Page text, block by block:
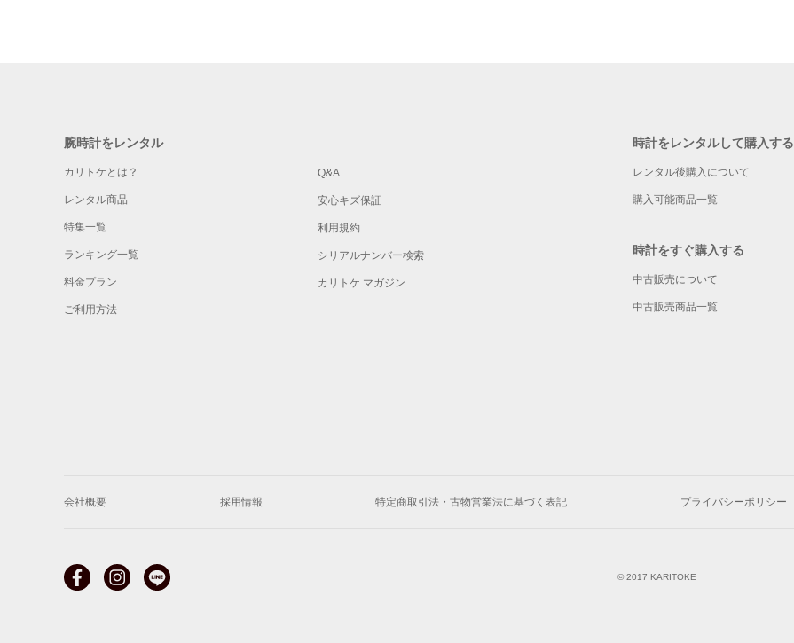
腕時計をレンタル
カリトケとは？
レンタル商品
特集一覧
ランキング一覧
料金プラン
ご利用方法
Q&A
安心キズ保証
利用規約
シリアルナンバー検索
カリトケ マガジン
時計をレンタルして購入する
レンタル後購入について
購入可能商品一覧
時計をすぐ購入する
中古販売について
中古販売商品一覧
会社概要 採用情報 特定商取引法・古物営業法に基づく表記 プライバシーポリシー
© 2017 KARITOKE